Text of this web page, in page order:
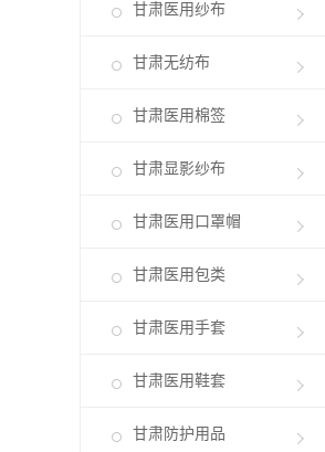
甘肃医用纱布
甘肃无纺布
甘肃医用棉签
甘肃显影纱布
甘肃医用口罩帽
甘肃医用包类
甘肃医用手套
甘肃医用鞋套
甘肃防护用品